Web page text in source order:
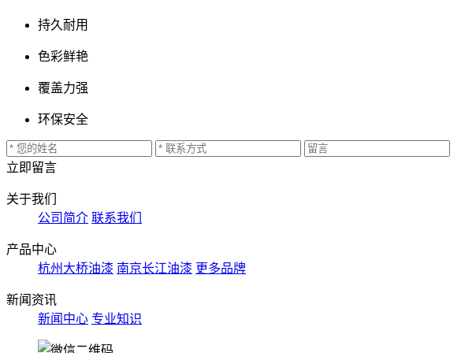
持久耐用
色彩鲜艳
覆盖力强
环保安全
立即留言
关于我们
公司简介 联系我们
产品中心
杭州大桥油漆 南京长江油漆 更多品牌
新闻资讯
新闻中心 专业知识